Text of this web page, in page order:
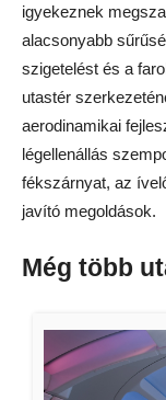
igyekeznek
alacsonyabb
szigetelést és a
utastér
aerodinamikai
légellenállás
fékszárnyat, az
javító megoldások.
Még több